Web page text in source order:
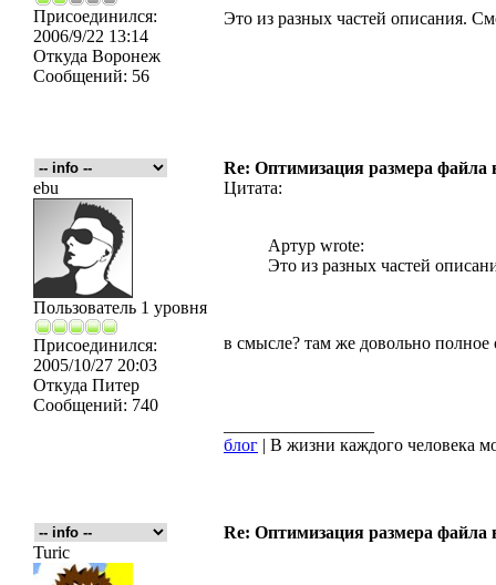
Присоединился:
2006/9/22 13:14
Откуда Воронеж
Сообщений: 56
Это из разных частей описания.
Re: Оптимизация размера файла
ebu
Пользователь 1 уровня
Присоединился:
2005/10/27 20:03
Откуда Питер
Сообщений: 740
Цитата:
Артур wrote:
Это из разных частей
в смысле? там же довольно
блог | В жизни каждого человека
Re: Оптимизация размера файла
Turic